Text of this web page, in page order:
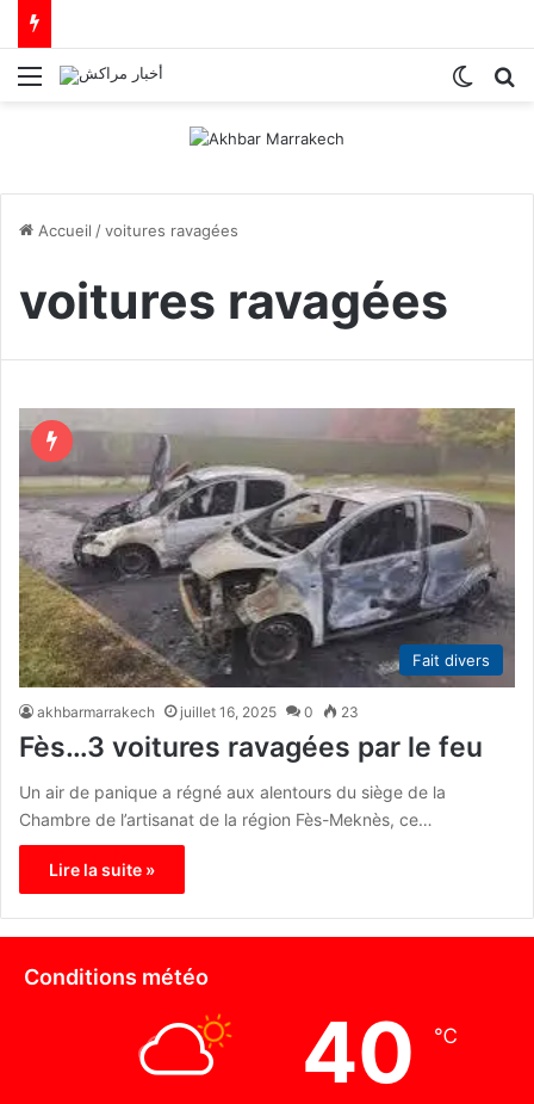
Menu
Accueil /voitures ravagées
voitures ravagées
Fait divers
akhbarmarrakech juillet 16, 2025 0 23
Fès…3 voitures ravagées par le feu
Un air de panique a régné aux alentours du siège de la
Chambre de l’artisanat de la région Fès-Meknès, ce…
Lire la suite »
Conditions météo
40 ℃